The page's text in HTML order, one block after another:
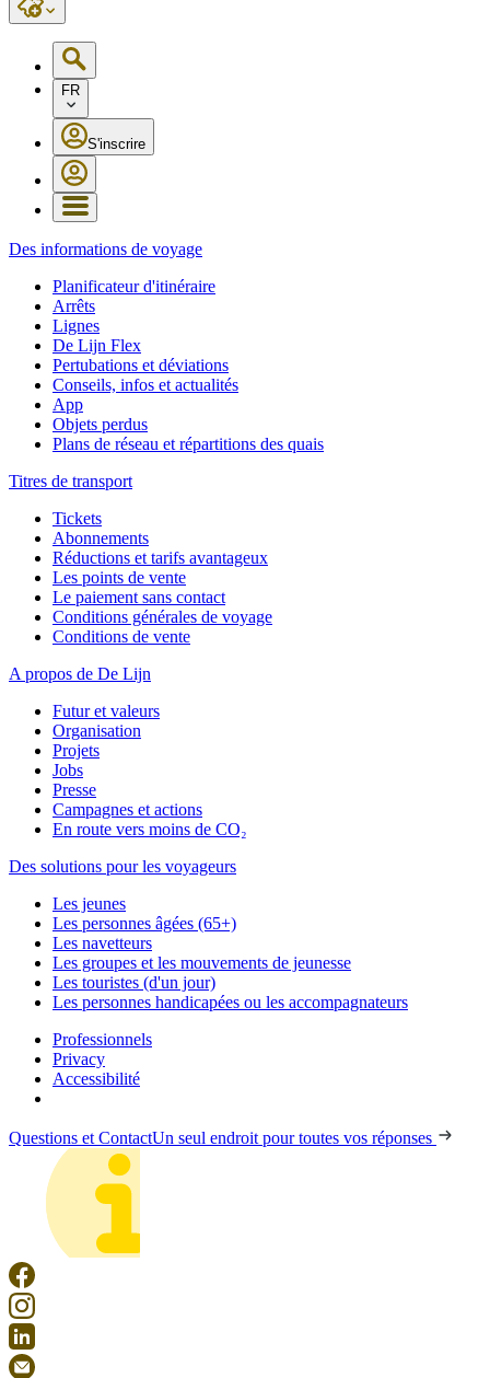
FR
S'inscrire
Des informations de voyage
Planificateur d'itinéraire
Arrêts
Lignes
De Lijn Flex
Pertubations et déviations
Conseils, infos et actualités
App
Objets perdus
Plans de réseau et répartitions des quais
Titres de transport
Tickets
Abonnements
Réductions et tarifs avantageux
Les points de vente
Le paiement sans contact
Conditions générales de voyage
Conditions de vente
A propos de De Lijn
Futur et valeurs
Organisation
Projets
Jobs
Presse
Campagnes et actions
En route vers moins de CO₂
Des solutions pour les voyageurs
Les jeunes
Les personnes âgées (65+)
Les navetteurs
Les groupes et les mouvements de jeunesse
Les touristes (d'un jour)
Les personnes handicapées ou les accompagnateurs
Professionnels
Privacy
Accessibilité
Questions et ContactUn seul endroit pour toutes vos réponses